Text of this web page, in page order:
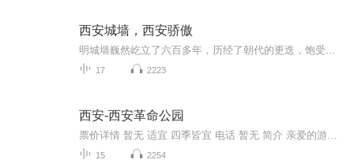
西安城墙，西安骄傲
17 2223
西安-西安革命公园
15 2254